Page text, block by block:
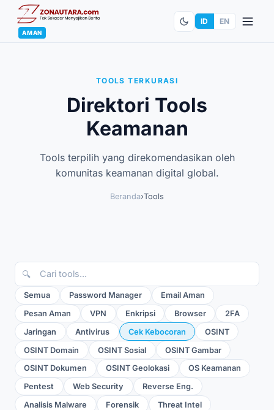
AMAN
ID EN
TOOLS TERKURASI
Direktori Tools
Keamanan
Tools terpilih yang direkomendasikan oleh
komunitas keamanan digital global.
Beranda›Tools
🔍
Semua Password Manager
Email Aman
Pesan Aman
VPN Enkripsi Browser
2FA
Jaringan
Antivirus Cek Kebocoran
OSINT
OSINT Domain
OSINT Sosial
OSINT Gambar
OSINT Dokumen
OSINT Geolokasi
OS Keamanan
Pentest
Web Security
Reverse Eng.
Analisis Malware
Forensik
Threat Intel